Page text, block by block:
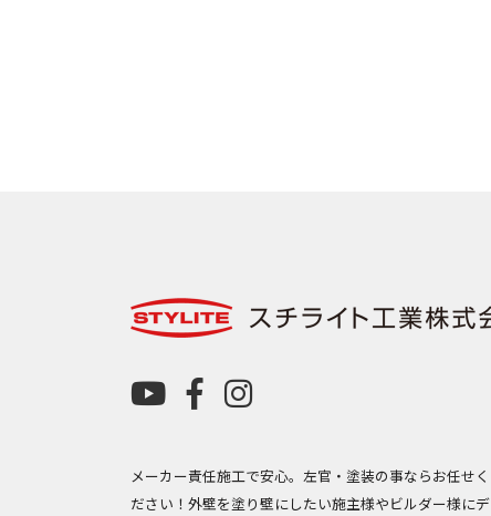
メーカー責任施工で安心。左官・塗装の事ならお任せく
ださい！外壁を塗り壁にしたい施主様やビルダー様にデ